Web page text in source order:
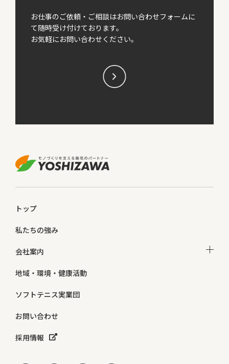
お仕事のご依頼・ご相談はお問い合わせフォームに
て随時受け付けております。
お気軽にお問い合わせください。
トップ
私たちの強み
会社案内
地域・環境・健康活動
ソフトテニス実業団
お問い合わせ
採用情報